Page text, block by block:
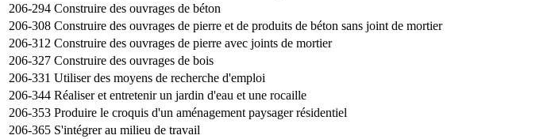
206-294 Construire des ouvrages de béton
206-308 Construire des ouvrages de pierre et de produits de béton sans joint de mortier
206-312 Construire des ouvrages de pierre avec joints de mortier
206-327 Construire des ouvrages de bois
206-331 Utiliser des moyens de recherche d'emploi
206-344 Réaliser et entretenir un jardin d'eau et une rocaille
206-353 Produire le croquis d'un aménagement paysager résidentiel
206-365 S'intégrer au milieu de travail